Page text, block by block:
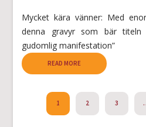
Mycket kära vänner: Med
denna gravyr som bär titeln
gudomlig manifestation”
READ MORE
1 2 3